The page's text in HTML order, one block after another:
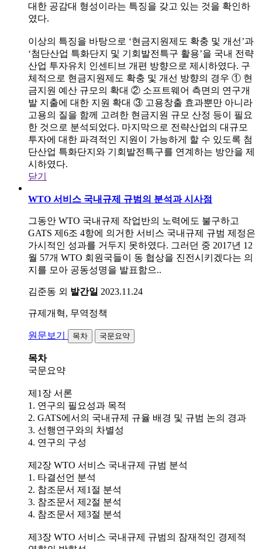
대한 공감대 형성이라는 특징을 갖고 있는 것을 확인하
였다.
이상의 특징을 바탕으로 ‘현금지원제도 확충 및 개선’과
‘첨단산업 특화단지 및 기회발전특구 활용’을 국내 전략
산업 투자유치 인센티브 개편 방향으로 제시하였다. 구
체적으로 현금지원제도 확충 및 개선 방향의 경우 ① 현
금지원 예산 규모의 확대 ② 소프트웨어 측면의 연구개
발 지출에 대한 지원 확대 ③ 고용창출 효과뿐만 아니라
고용의 질을 함께 고려한 현금지원 규모 산정 등이 필요
한 것으로 분석되었다. 마지막으로 전략산업의 대규모
투자에 대한 파격적인 지원이 가능하게 할 수 있도록 첨
단산업 특화단지와 기회발전특구를 연계하는 방안을 제
시하였다.
닫기
WTO 서비스 국내규제 규범의 분석과 시사점
그동안 WTO 국내규제 작업반의 노력에도 불구하고
GATS 제6조 4항에 의거한 서비스 국내규제 규범 제정은
가시적인 성과를 거두지 못하였다. 그러던 중 2017년 12
월 57개 WTO 회원국들이 동 협상을 진전시키겠다는 의
지를 모아 공동성명을 발표함으..
김준동 외 발간일 2023.11.24
규제개혁, 무역정책
원문보기 목차 국문요약
목차
국문요약
제1장 서론
1. 연구의 필요성과 목적
2. GATS에서의 국내규제 규율 배경 및 규범 논의 경과
3. 선행연구와의 차별성
4. 연구의 구성
제2장 WTO 서비스 국내규제 규범 분석
1. 타결선언 분석
2. 참조문서 제1절 분석
3. 참조문서 제2절 분석
4. 참조문서 제3절 분석
제3장 WTO 서비스 국내규제 규범의 잠재적인 경제적